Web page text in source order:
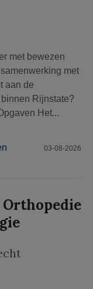
met bewezen
met
aan de
Rijnstate?
Het...
03-08-2026